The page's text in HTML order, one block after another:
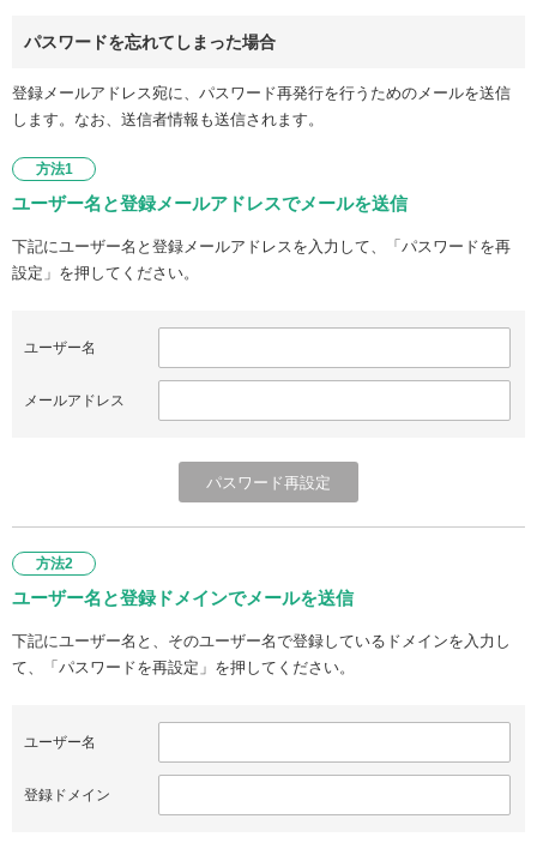
パスワードを忘れてしまった場合
登録メールアドレス宛に、パスワード再発行を行うためのメールを送信
します。なお、送信者情報も送信されます。
方法1
ユーザー名と登録メールアドレスでメールを送信
下記にユーザー名と登録メールアドレスを入力して、「パスワードを再
設定」を押してください。
ユーザー名
メールアドレス
方法2
ユーザー名と登録ドメインでメールを送信
下記にユーザー名と、そのユーザー名で登録しているドメインを入力し
て、「パスワードを再設定」を押してください。
ユーザー名
登録ドメイン